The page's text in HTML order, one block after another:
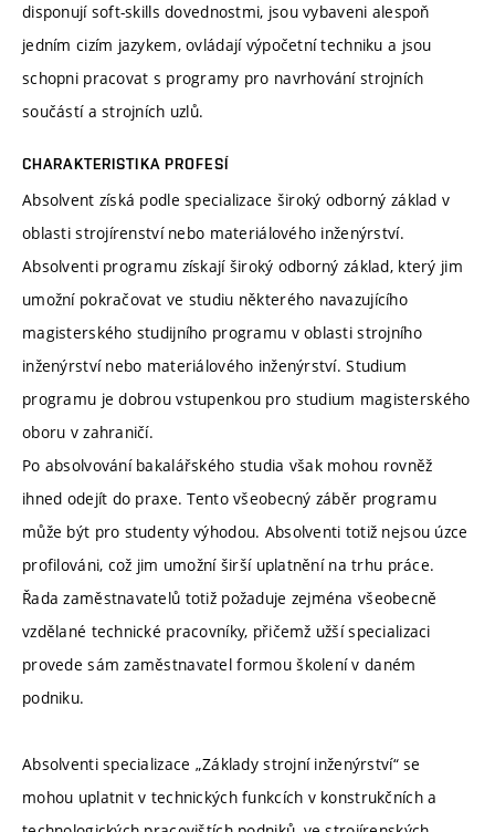
disponují soft-skills dovednostmi, jsou vybaveni alespoň
jedním cizím jazykem, ovládají výpočetní techniku a jsou
schopni pracovat s programy pro navrhování strojních
součástí a strojních uzlů.
CHARAKTERISTIKA PROFESÍ
Absolvent získá podle specializace široký odborný základ v
oblasti strojírenství nebo materiálového inženýrství.
Absolventi programu získají široký odborný základ, který jim
umožní pokračovat ve studiu některého navazujícího
magisterského studijního programu v oblasti strojního
inženýrství nebo materiálového inženýrství. Studium
programu je dobrou vstupenkou pro studium magisterského
oboru v zahraničí.
Po absolvování bakalářského studia však mohou rovněž
ihned odejít do praxe. Tento všeobecný záběr programu
může být pro studenty výhodou. Absolventi totiž nejsou úzce
profilováni, což jim umožní širší uplatnění na trhu práce.
Řada zaměstnavatelů totiž požaduje zejména všeobecně
vzdělané technické pracovníky, přičemž užší specializaci
provede sám zaměstnavatel formou školení v daném
podniku.
Absolventi specializace „Základy strojní inženýrství“ se
mohou uplatnit v technických funkcích v konstrukčních a